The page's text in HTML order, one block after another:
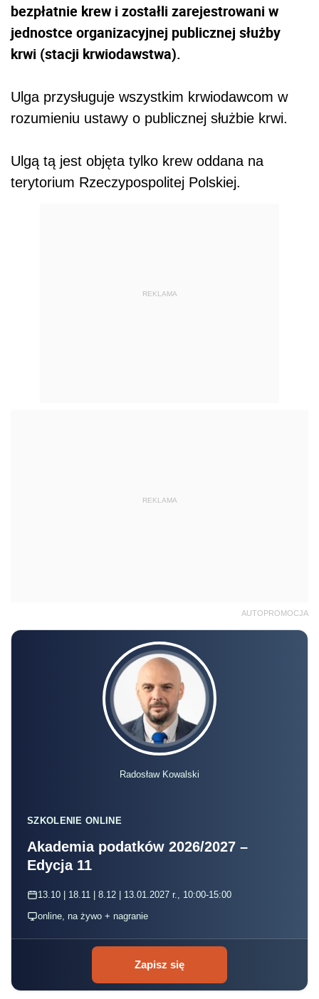
bezpłatnie krew i zostałli zarejestrowani w
jednostce organizacyjnej publicznej służby
krwi (stacji krwiodawstwa).
Ulga przysługuje wszystkim krwiodawcom w
rozumieniu ustawy o publicznej służbie krwi.
Ulgą tą jest objęta tylko krew oddana na
terytorium Rzeczypospolitej Polskiej.
REKLAMA
REKLAMA
AUTOPROMOCJA
Radosław Kowalski
SZKOLENIE ONLINE
Akademia podatków 2026/2027 –
Edycja 11
13.10 | 18.11 | 8.12 | 13.01.2027 r., 10:00-15:00
online, na żywo + nagranie
Zapisz się